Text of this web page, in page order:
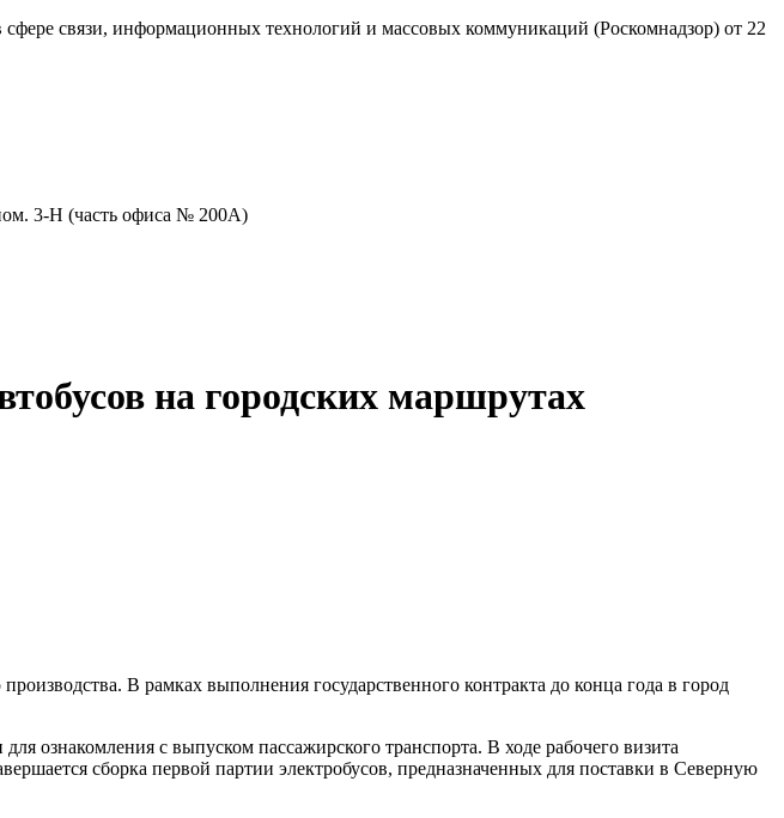
связи, информационных технологий и массовых коммуникаций (Роскомнадзор) от 22
3-Н (часть офиса № 200А)
на городских маршрутах
В рамках выполнения государственного контракта до конца года в город
ознакомления с выпуском пассажирского транспорта. В ходе рабочего визита
сборка первой партии электробусов, предназначенных для поставки в Северную